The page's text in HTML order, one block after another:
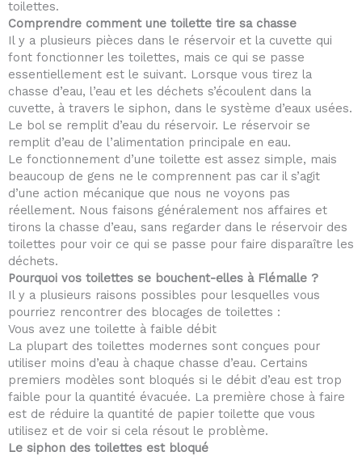
toilettes.
Comprendre comment une toilette tire sa chasse
Il y a plusieurs pièces dans le réservoir et la cuvette qui
font fonctionner les toilettes, mais ce qui se passe
essentiellement est le suivant. Lorsque vous tirez la
chasse d’eau, l’eau et les déchets s’écoulent dans la
cuvette, à travers le siphon, dans le système d’eaux usées.
Le bol se remplit d’eau du réservoir. Le réservoir se
remplit d’eau de l’alimentation principale en eau.
Le fonctionnement d’une toilette est assez simple, mais
beaucoup de gens ne le comprennent pas car il s’agit
d’une action mécanique que nous ne voyons pas
réellement. Nous faisons généralement nos affaires et
tirons la chasse d’eau, sans regarder dans le réservoir des
toilettes pour voir ce qui se passe pour faire disparaître les
déchets.
Pourquoi vos toilettes se bouchent-elles à Flémalle ?
Il y a plusieurs raisons possibles pour lesquelles vous
pourriez rencontrer des blocages de toilettes :
Vous avez une toilette à faible débit
La plupart des toilettes modernes sont conçues pour
utiliser moins d’eau à chaque chasse d’eau. Certains
premiers modèles sont bloqués si le débit d’eau est trop
faible pour la quantité évacuée. La première chose à faire
est de réduire la quantité de papier toilette que vous
utilisez et de voir si cela résout le problème.
Le siphon des toilettes est bloqué